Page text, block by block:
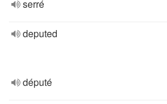
serré
deputed
député